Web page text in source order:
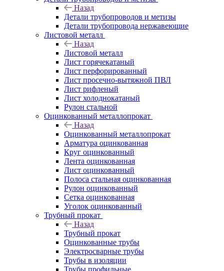
Назад
Детали трубопроводов и метизы
Детали трубопровода нержавеющие
Листовой металл
Назад
Листовой металл
Лист горячекатаный
Лист перфорированный
Лист просечно-вытяжной ПВЛ
Лист рифленый
Лист холоднокатаный
Рулон стальной
Оцинкованный металлопрокат
Назад
Оцинкованный металлопрокат
Арматура оцинкованная
Круг оцинкованный
Лента оцинкованная
Лист оцинкованный
Полоса стальная оцинкованная
Рулон оцинкованный
Сетка оцинкованная
Уголок оцинкованный
Трубный прокат
Назад
Трубный прокат
Оцинкованные трубы
Электросварные трубы
Трубы в изоляции
Трубы профильные